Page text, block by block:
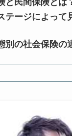
テージによって
別の社会保険の